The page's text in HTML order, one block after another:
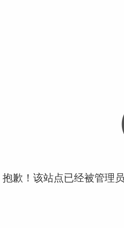
抱歉！该站点已经被管理